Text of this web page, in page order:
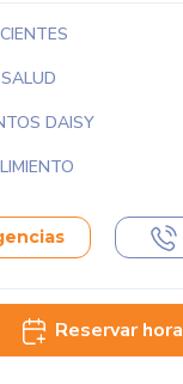
DAISY
Reservar hora